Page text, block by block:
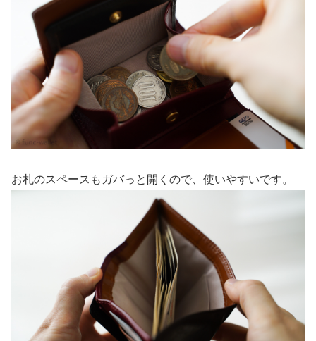
お札のスペースもガバっと開くので、使いやすいです。